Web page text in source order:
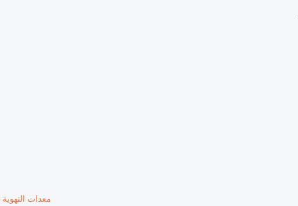
معدات التهوية Systemair AXC 2000 - 16